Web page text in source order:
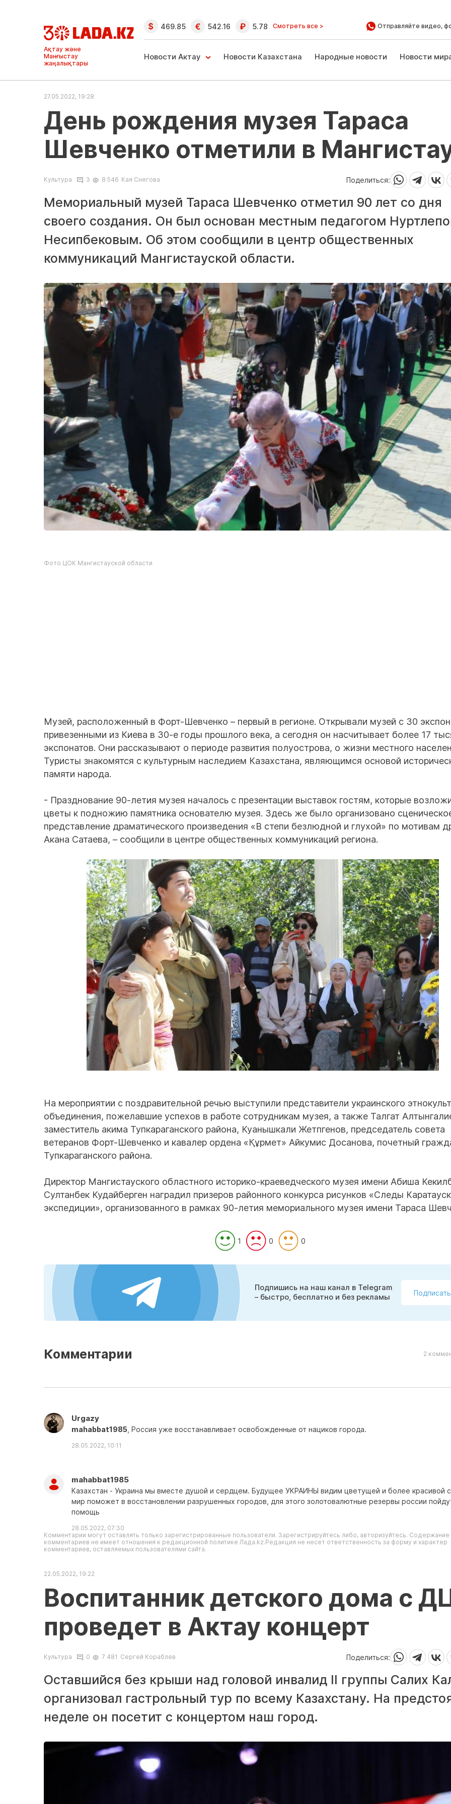
Ақтау және
Манғыстау
жаңалықтары
469.85 542.16 5.78 Смотреть все > Отправляйте видео,
Новости Актау Новости Казахстана Народные новости Новости
27.05.2022, 19:28
День рождения музея Тараса
Шевченко отметили в
Культура 3 8 546 Кая Снегова Поделиться:
Мемориальный музей Тараса Шевченко отметил 90 лет со дня
своего создания. Он был основан местным педагогом
Несипбековым. Об этом сообщили в центр общественных
коммуникаций Мангистауской области.
Фото ЦОК Мангистауской области
Музей, расположенный в Форт-Шевченко – первый в регионе. Открывали музей с 30
привезенными из Киева в 30-е годы прошлого века, а сегодня он насчитывает более 17
экспонатов. Они рассказывают о периоде развития полуострова, о жизни местного
Туристы знакомятся с культурным наследием Казахстана, являющимся основой
памяти народа.
- Празднование 90-летия музея началось с презентации выставок гостям, которые
цветы к подножию памятника основателю музея. Здесь же было организовано
представление драматического произведения «В степи безлюдной и глухой» по мотивам
Акана Сатаева, – сообщили в центре общественных коммуникаций региона.
На мероприятии с поздравительной речью выступили представители украинского
объединения, пожелавшие успехов в работе сотрудникам музея, а также Талгат
заместитель акима Тупкараганского района, Куанышкали Жетпгенов, председатель совета
ветеранов Форт-Шевченко и кавалер ордена «Құрмет» Айкумис Досанова, почетный
Тупкараганского района.
Директор Мангистауского областного историко-краеведческого музея имени Абиша
Султанбек Кудайберген наградил призеров районного конкурса рисунков «Следы
экспедиции», организованного в рамках 90-летия мемориального музея имени Тараса
1 0 0
Подпишись на наш канал в Telegram
– быстро, бесплатно и без рекламы
Комментарии 2
Urgazy
mahabbat1985 , Россия уже восстанавливает освобожденные от нациков города.
28.05.2022, 10:11
mahabbat1985
Казахстан - Украина мы вместе душой и сердцем. Будущее УКРАИНЫ видим цветущей и более красивой
мир поможет в восстановлении разрушенных городов, для этого золотовалютные резервы россии
помощь
28.05.2022, 07:30
Комментарии могут оставлять только зарегистрированные пользователи. Зарегистрируйтесь либо, авторизуйтесь. Содержание
комментариев не имеет отношения к редакционной политике Лада.kz.Редакция не несет ответственность за форму и характер
комментариев, оставляемых пользователями сайта.
22.05.2022, 19:22
Воспитанник детского дома с
проведет в Актау концерт
Культура 0 7 481 Сергей Кораблев Поделиться:
Оставшийся без крыши над головой инвалид II группы Салих
организовал гастрольный тур по всему Казахстану. На
неделе он посетит с концертом наш город.